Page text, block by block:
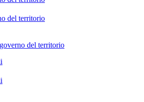
del territorio
del territorio